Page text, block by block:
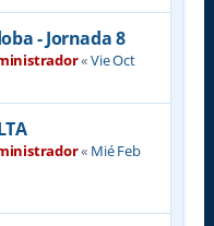
- Jornada 8
«Vie Oct
« Mié Feb